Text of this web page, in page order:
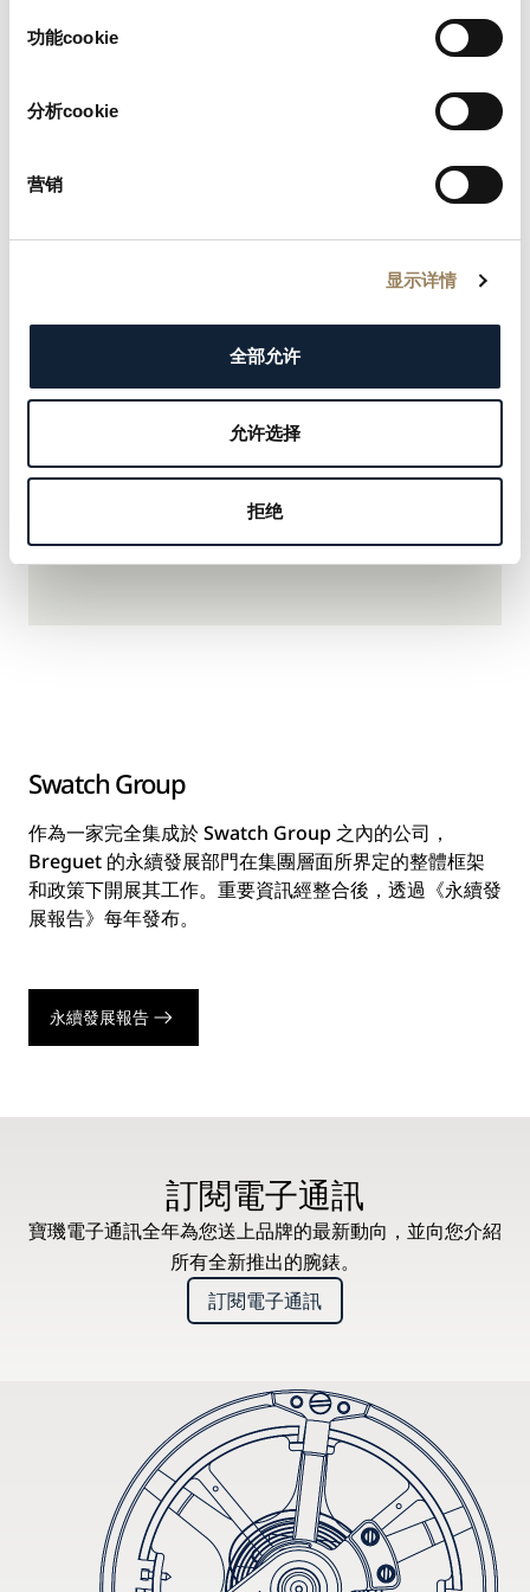
功能cookie
分析cookie
营销
显示详情
全部允许
允许选择
拒绝
Responsible Jewellery Council（RJC）是珠寶和製錶行
業的全球認證與標準制定機構，其主要目標是在全球範圍
內確保從礦山到零售環節的負責任供應鏈，並促進整個珠
RJC 成員還透過落實負責任實踐，為聯合國《2030 年議
了解更多
Swatch Group
作為一家完全集成於 Swatch Group 之內的公司，
Breguet 的永續發展部門在集團層面所界定的整體框架
和政策下開展其工作。重要資訊經整合後，透過《永續發
展報告》每年發布。
永續發展報告
訂閱電子通訊
寶璣電子通訊全年為您送上品牌的最新動向，並向您介紹
所有全新推出的腕錶。
訂閱電子通訊